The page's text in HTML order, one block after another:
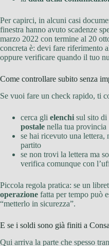
Per capirci, in alcuni casi
finestra hanno avuto scadenze
marzo 2022 con termine al 20
concreta è: devi fare riferimento
oppure verificare quando il tuo
Come controllare subito senza
Se vuoi fare un check rapido, ti
cerca gli elenchi sul sito di
postale nella tua provincia
se hai ricevuto una
partito
se non trovi la lettera ma
verifica comunque con
Piccola regola pratica: se un
operazione fatta per tempo può
“metterlo in sicurezza”.
E se i soldi sono già finiti a
Qui arriva la parte che spesso